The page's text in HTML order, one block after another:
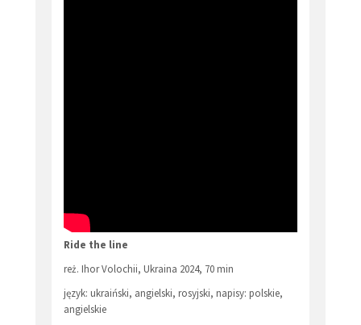
Ride the line
reż. Ihor Volochii, Ukraina 2024, 70 min
język: ukraiński, angielski, rosyjski, napisy: polskie,
angielskie